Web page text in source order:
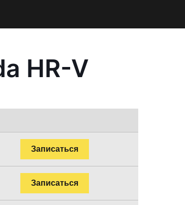
HR-V
Записаться
Записаться